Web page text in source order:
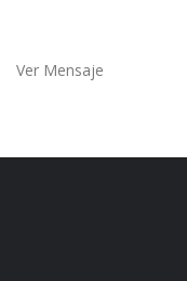
Ver Mensaje